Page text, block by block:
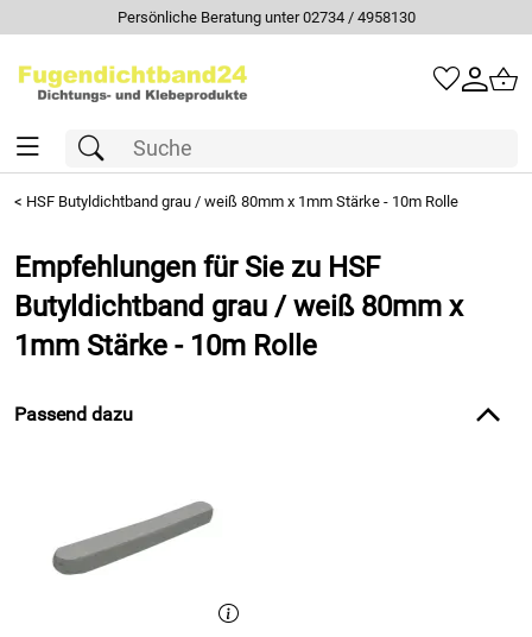
Persönliche Beratung unter 02734 / 4958130
< HSF Butyldichtband grau / weiß 80mm x 1mm Stärke - 10m Rolle
Empfehlungen für Sie zu HSF
Butyldichtband grau / weiß 80mm x
1mm Stärke - 10m Rolle
Passend dazu